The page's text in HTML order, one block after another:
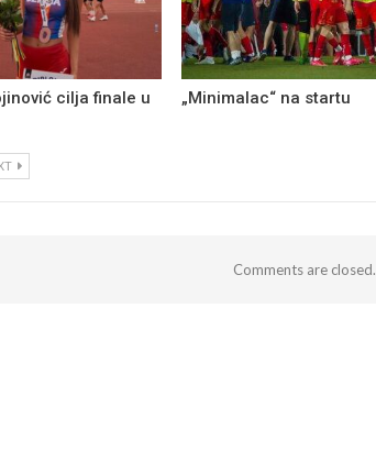
cilja finale u
„Minimalac“ na startu
Comments are closed.